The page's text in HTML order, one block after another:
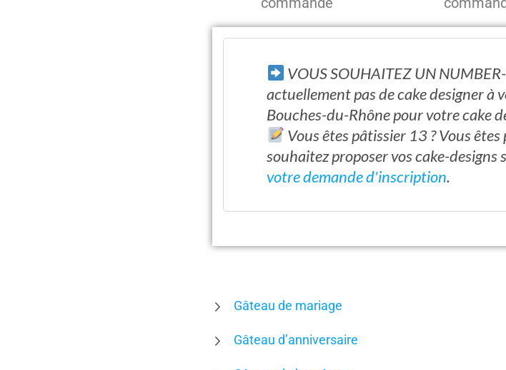
VOUS SOUHAITEZ UN
actuellement pas de cake designer à
Bouches-du-Rhône pour votre cake
Vous êtes pâtissier 13 ? Vous
souhaitez proposer vos cake-designs
votre demande d'inscription.
Gâteau de mariage
Gâteau d’anniversaire